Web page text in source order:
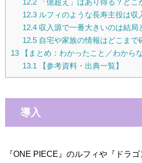
12.2「億超え」はあり得る？どこ
12.3ルフィのような長寿主役は収
12.4収入源で一番大きいのは結局
12.5自宅や家族の情報はどこまで
13 【まとめ：わかったこと／わから
13.1 【参考資料・出典一覧】
導入
『ONE PIECE』のルフィや『ドラ